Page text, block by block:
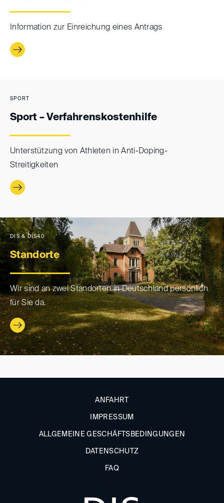
Information zur Einreichung eines Antrags
SPORT
Sport – Verfahrenskostenhilfe
Unterstützung von Athleten in Anti-Doping-
Streitigkeiten
DIS & DIS40
Standorte
Wir sind an zwei Standorten in Deutschland persönlich
für Sie da.
ANFAHRT
IMPRESSUM
ALLGEMEINE GESCHÄFTSBEDINGUNGEN
DATENSCHUTZ
FAQ